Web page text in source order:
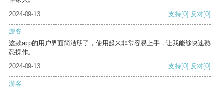
2024-09-13
支持[0] 反对[0]
游客
这款app的用户界面简洁明了，使用起来非常容易上手，让我能够快速熟
悉操作。
2024-09-13
支持[0] 反对[0]
游客